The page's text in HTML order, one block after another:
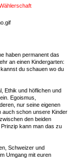
haben permanent das
an einen Kindergarten:
du schauen wo du
Ethik und höflichen und
Egoismus,
nur seine eigenen
auch schon unsere Kinder
den beiden
kann man das zu
Schweizer und
Umgang mit euren